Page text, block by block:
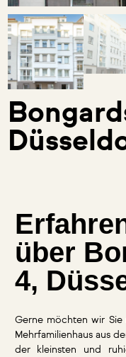
über
4,
Gerne möchten wir
Mehrfamilienhaus aus
der kleinsten und